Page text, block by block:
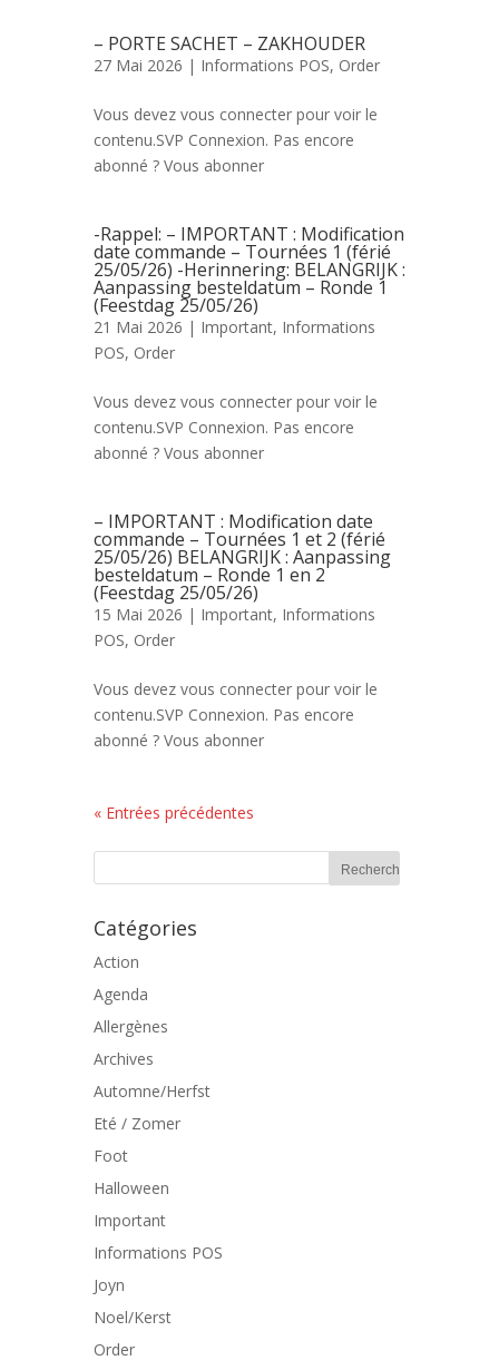
– PORTE SACHET – ZAKHOUDER
27 Mai 2026 | Informations POS, Order
Vous devez vous connecter pour voir le
contenu.SVP Connexion. Pas encore
abonné ? Vous abonner
-Rappel: – IMPORTANT : Modification
date commande – Tournées 1 (férié
25/05/26) -Herinnering: BELANGRIJK :
Aanpassing besteldatum – Ronde 1
(Feestdag 25/05/26)
21 Mai 2026 | Important, Informations
POS, Order
Vous devez vous connecter pour voir le
contenu.SVP Connexion. Pas encore
abonné ? Vous abonner
– IMPORTANT : Modification date
commande – Tournées 1 et 2 (férié
25/05/26) BELANGRIJK : Aanpassing
besteldatum – Ronde 1 en 2
(Feestdag 25/05/26)
15 Mai 2026 | Important, Informations
POS, Order
Vous devez vous connecter pour voir le
contenu.SVP Connexion. Pas encore
abonné ? Vous abonner
« Entrées précédentes
Catégories
Action
Agenda
Allergènes
Archives
Automne/Herfst
Eté / Zomer
Foot
Halloween
Important
Informations POS
Joyn
Noel/Kerst
Order